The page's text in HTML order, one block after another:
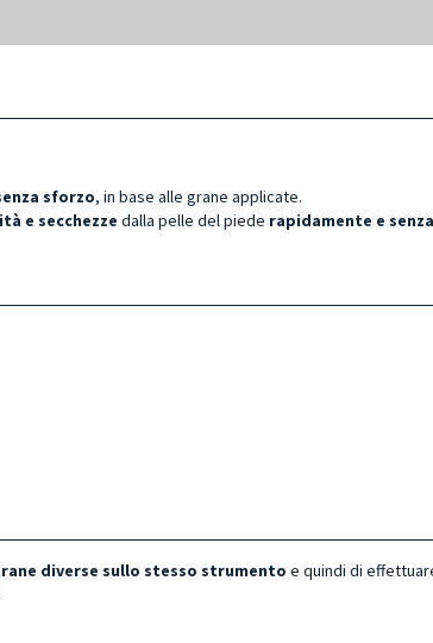
sforzo, in base alle grane applicate.
e secchezze dalla pelle del piede rapidamente e
diverse sullo stesso strumento e quindi di